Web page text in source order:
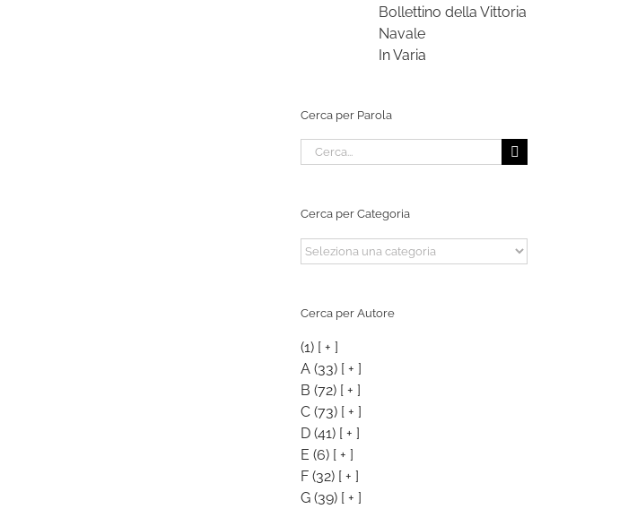
Bollettino della Vittoria
Navale
In Varia
Cerca per Parola
Cerca
per:
Cerca per Categoria
Cerca
per
Cerca per Autore
(1) [ + ]
A (33) [ + ]
B (72) [ + ]
C (73) [ + ]
D (41) [ + ]
E (6) [ + ]
F (32) [ + ]
G (39) [ + ]